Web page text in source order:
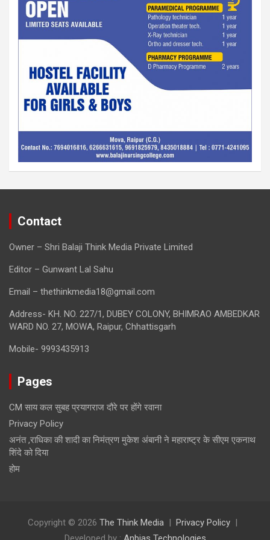
Contact
Owner – Shri Balaji Think Media Private Limited
Editor – Gunwant Lal Sahu
Email – thethinkmedia18@gmail.com
Address- KH. NO. 227/1, DUBEY COLONY, BHIMRAO AMBEDKAR
WARD NO. 27, MOWA, Raipur, Chhattisgarh
Mobile- 9993435913
Pages
CM साय कल सुबह प्रयागराज दौरे पर होंगे रवाना
Privacy Policy
अनंत ,राधिका की शादी का निमंत्रण मुकेश अंबानी ने महाराष्ट्र के सीएम एकनाथ
शिंदे को दिया
होम
Copyright © 2026 The Think Media
Privacy Policy